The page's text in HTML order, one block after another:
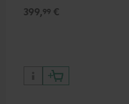
geeignete Teufel Systeme
399,99 €